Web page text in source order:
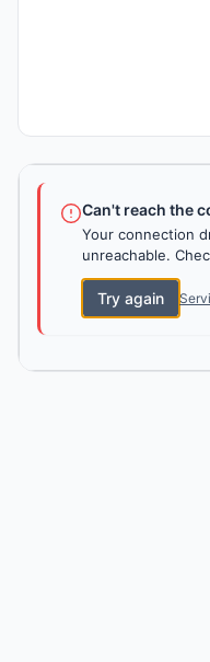
Can't reach the
Your connection
unreachable.
Try again